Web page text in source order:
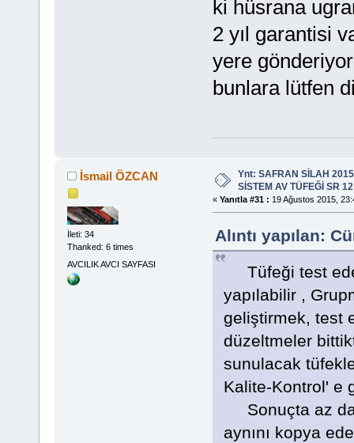
ki hüsrana
2 yıl garantisi
yere
bunlara lütfen
İsmail ÖZCAN
İleti: 34
Thanked: 6 times
AVCILIK AVCI SAYFASI
Ynt: SAFRAN SİLAH
SİSTEM AV TÜFEĞİ SR 12
« Yanıtla #31 : 19 Ağustos 2015,
Alıntı yapılan:
Tüfeği test
yapılabilir ,
geliştirmek, test
düzeltmeler
sunulacak
Kalite-Kontrol' e
Sonuçta az da
aynını kopya